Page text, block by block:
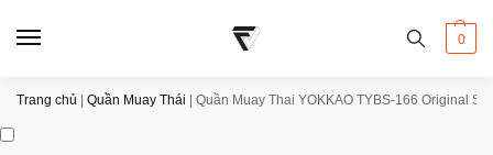
0
Trang chủ Quần Muay Thái Quần Muay Thai YOKKAO TYBS-166 Original